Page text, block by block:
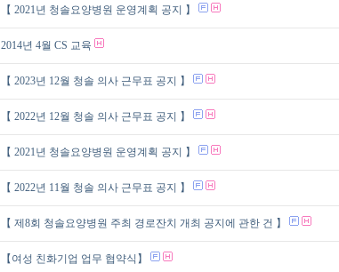
【 2021년 청솔요양병원 운영계획 공지 】
2014년 4월 CS 교육
【 2023년 12월 청솔 의사 근무표 공지 】
【 2022년 12월 청솔 의사 근무표 공지 】
【 2021년 청솔요양병원 운영계획 공지 】
【 2022년 11월 청솔 의사 근무표 공지 】
【 제8회 청솔요양병원 주최 경로잔치 개최 공지에 관한 건 】
【여성 친화기업 업무 협약식】